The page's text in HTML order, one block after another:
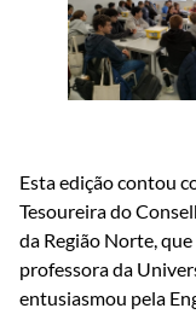
Esta edição contou
Tesoureira do
da Região Norte,
professora da
entusiasmou pela